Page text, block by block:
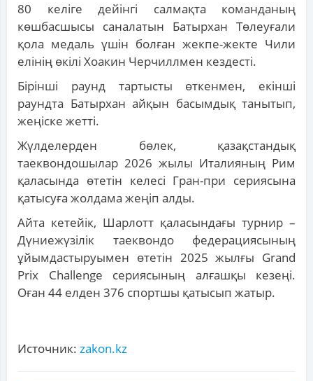
80 келіге дейінгі салмақта команданың
көшбасшысы саналатын Батырхан Төлеуғали
қола медаль үшін болған жекпе-жекте Чили
елінің өкілі Хоакин Черчиллмен кездесті.
Бірінші раунд тартысты өткенмен, екінші
раундта Батырхан айқын басымдық танытып,
жеңіске жетті.
Жүлделерден бөлек, қазақстандық
таеквондошылар 2026 жылы Италияның Рим
қаласында өтетін келесі Гран-при сериясына
қатысуға жолдама жеңіп алды.
Айта кетейік, Шарлотт қаласындағы турнир –
Дүниежүзілік таеквондо федерациясының
ұйымдастыруымен өтетін 2025 жылғы Grand
Prix Challenge сериясының алғашқы кезеңі.
Оған 44 елден 376 спортшы қатысып жатыр.
Источник: zakon.kz